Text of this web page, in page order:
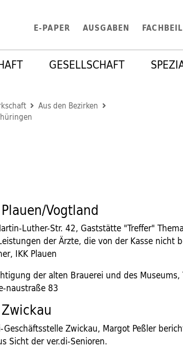
E-PAPER AUSGABEN
GESELLSCHAFT
Aus den Bezirken
Vogtland
Luther-Str. 42, Gaststätte "Treffer"
der Ärzte, die von der Kasse nicht
IKK Plauen
der alten Brauerei und des
naustraße 83
Zwickau, Margot Peßler
Sicht der ver.di-Senioren.